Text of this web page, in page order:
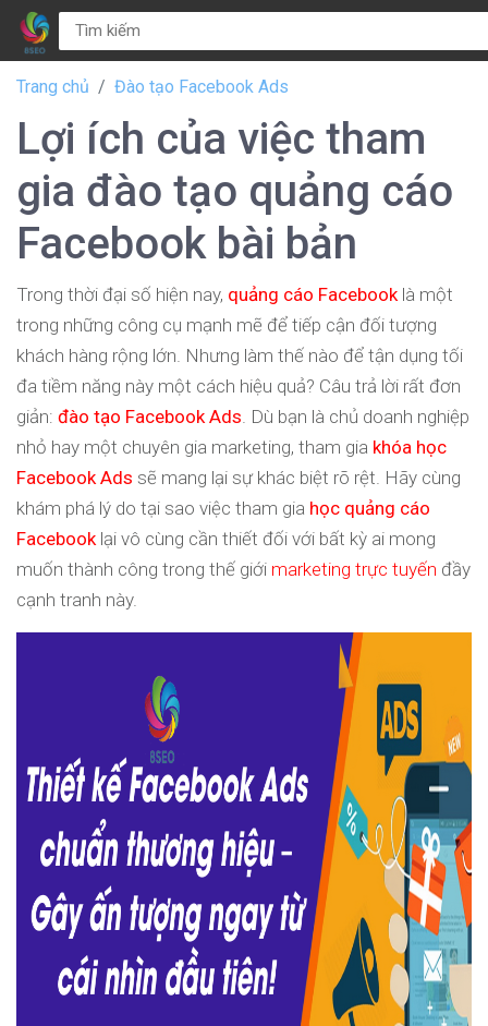
Trang chủ Đào tạo Facebook Ads
Lợi ích của việc tham
gia đào tạo quảng cáo
Facebook bài bản
Trong thời đại số hiện nay, quảng cáo Facebooklà một
trong những công cụ mạnh mẽ để tiếp cận đối tượng
khách hàng rộng lớn. Nhưng làm thế nào để tận dụng tối
đa tiềm năng này một cách hiệu quả? Câu trả lời rất đơn
giản: đào tạo Facebook Ads. Dù bạn là chủ doanh nghiệp
nhỏ hay một chuyên gia marketing, tham gia khóa học
Facebook Ads sẽ mang lại sự khác biệt rõ rệt. Hãy cùng
khám phá lý do tại sao việc tham gia học quảng cáo
Facebooklại vô cùng cần thiết đối với bất kỳ ai mong
muốn thành công trong thế giới marketing trực tuyến đầy
cạnh tranh này.